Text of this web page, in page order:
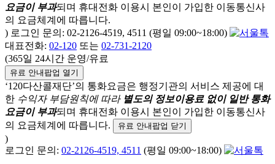
요금이 부과되며 휴대전화 이용시 본인이 가입한 이동통신사
의 요금체계에 따릅니다.
) 로그인 문의: 02-2126-4519, 4511 (평일 09:00~18:00)
대표전화: 02-120 또는 02-731-2120
(365일 24시간 운영/유료
유료 안내팝업 열기
‘120다산콜재단’의 통화요금은 행정기관의 서비스 제공에 대
한 수익자 부담원칙에 따라 별도의 정보이용료 없이 일반 통화
요금이 부과되며 휴대전화 이용시 본인이 가입한 이동통신사
의 요금체계에 따릅니다.
유료 안내팝업 닫기
)
로그인 문의: 02-2126-4519, 4511 (평일 09:00~18:00)